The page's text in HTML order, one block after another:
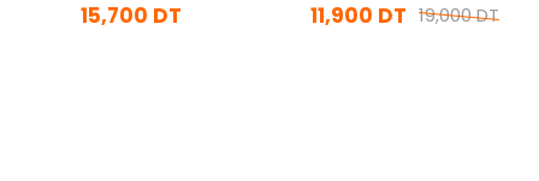
15,700 DT 19,000 DT
11,900 DT